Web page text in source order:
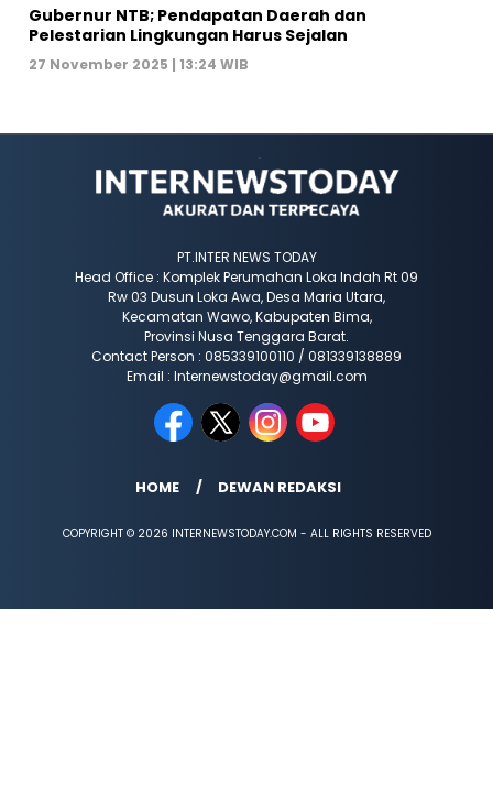
Gubernur NTB; Pendapatan Daerah dan
Pelestarian Lingkungan Harus Sejalan
27 November 2025 | 13:24 WIB
PT.INTER NEWS TODAY
Head Office : Komplek Perumahan Loka Indah Rt 09
Rw 03 Dusun Loka Awa, Desa Maria Utara,
Kecamatan Wawo, Kabupaten Bima,
Provinsi Nusa Tenggara Barat.
Contact Person : 085339100110 / 081339138889
Email : Internewstoday@gmail.com
HOME DEWAN REDAKSI
COPYRIGHT © 2026 INTERNEWSTODAY.COM - ALL RIGHTS RESERVED